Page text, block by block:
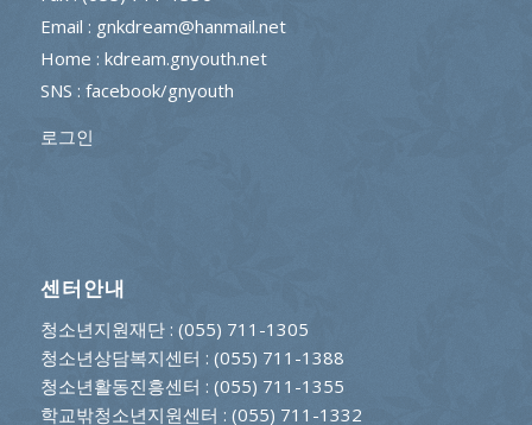
Email : gnkdream@hanmail.net
Home : kdream.gnyouth.net
SNS : facebook/gnyouth
로그인
센터안내
청소년지원재단: (055) 711-1305
청소년상담복지센터 : (055) 711-1388
청소년활동진흥센터 : (055) 711-1355
학교밖청소년지원센터 : (055) 711-1332